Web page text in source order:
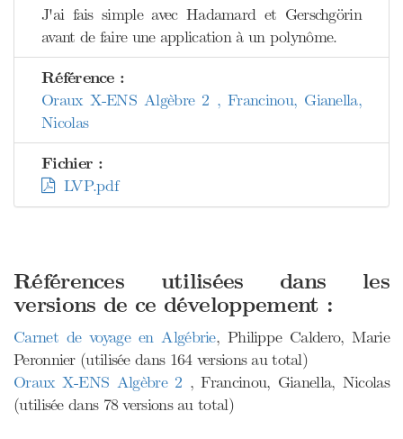
J'ai fais simple avec Hadamard et Gerschgörin
avant de faire une application à un polynôme.
Référence :
Oraux X-ENS Algèbre 2 , Francinou, Gianella,
Nicolas
Fichier :
LVP.pdf
Références utilisées dans les
versions de ce développement :
Carnet de voyage en Algébrie, Philippe Caldero, Marie
Peronnier (utilisée dans 164 versions au total)
Oraux X-ENS Algèbre 2 , Francinou, Gianella, Nicolas
(utilisée dans 78 versions au total)